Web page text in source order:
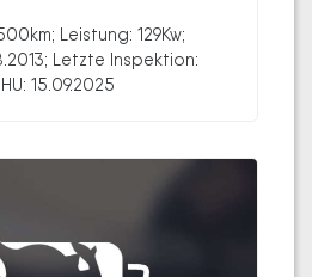
Leistung: 129Kw;
Letzte Inspektion:
15.09.2025